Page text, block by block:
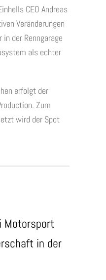
CEO Andreas
Veränderungen
der Renngarage
als echter
erfolgt der
Zum
wird der Spot
Motorsport
in der